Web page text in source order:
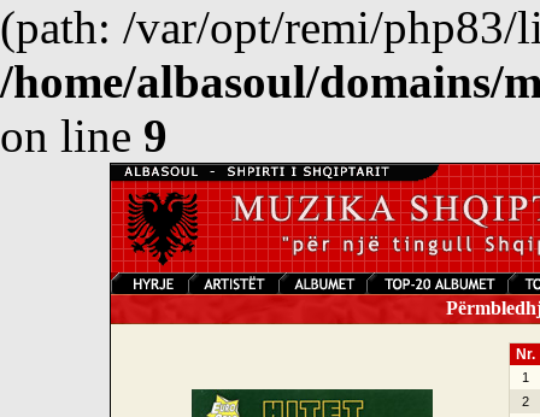
(path: /var/opt/remi/php83/
/home/albasoul/domains/
on line 9
Nr.
1
2